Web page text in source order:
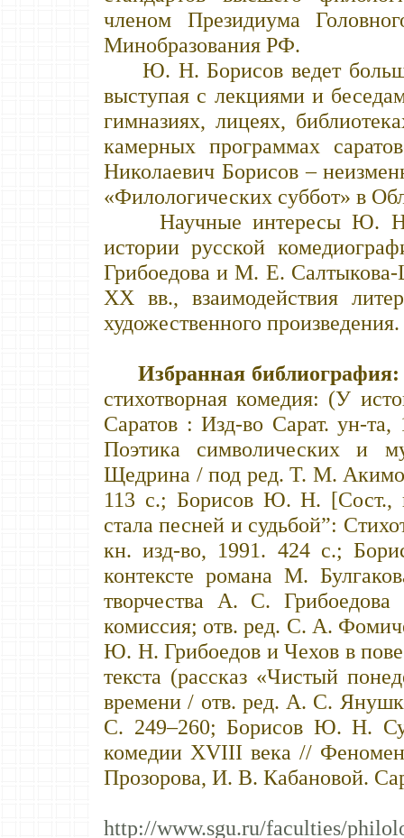
членом Президиума
Минобразования РФ.
Ю. Н. Борисов ведет
выступая с лекциями и
гимназиях, лицеях,
камерных программах
Николаевич Борисов –
«Филологических суббот» в
Научные интересы Ю. Н.
истории русской
Грибоедова и М. Е.
ХХ вв., взаимодействия
художественного произведения.
Избранная библиография:
стихотворная комедия: (У
Саратов : Изд-во Сарат. ун-
Поэтика символических и
Щедрина / под ред. Т. М.
113 с.; Борисов Ю. Н. [Сост.,
стала песней и судьбой”:
кн. изд-во, 1991. 424 с.;
контексте романа М.
творчества А. С.
комиссия; отв. ред. С. А.
Ю. Н. Грибоедов и Чехов в
текста (рассказ «Чистый
времени / отв. ред. А. С.
С. 249–260; Борисов Ю. Н.
комедии XVIII века //
Прозорова, И. В. Кабановой.
http://www.sgu.ru/faculties/